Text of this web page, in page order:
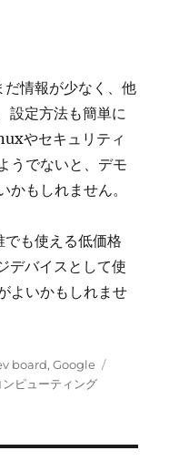
情報が少なく、他
設定方法も簡単に
やセキュリティ
うでないと、デモ
かもしれません。
も使える低価格
デバイスとして使
よいかもしれませ
board,Google
ンピューティング